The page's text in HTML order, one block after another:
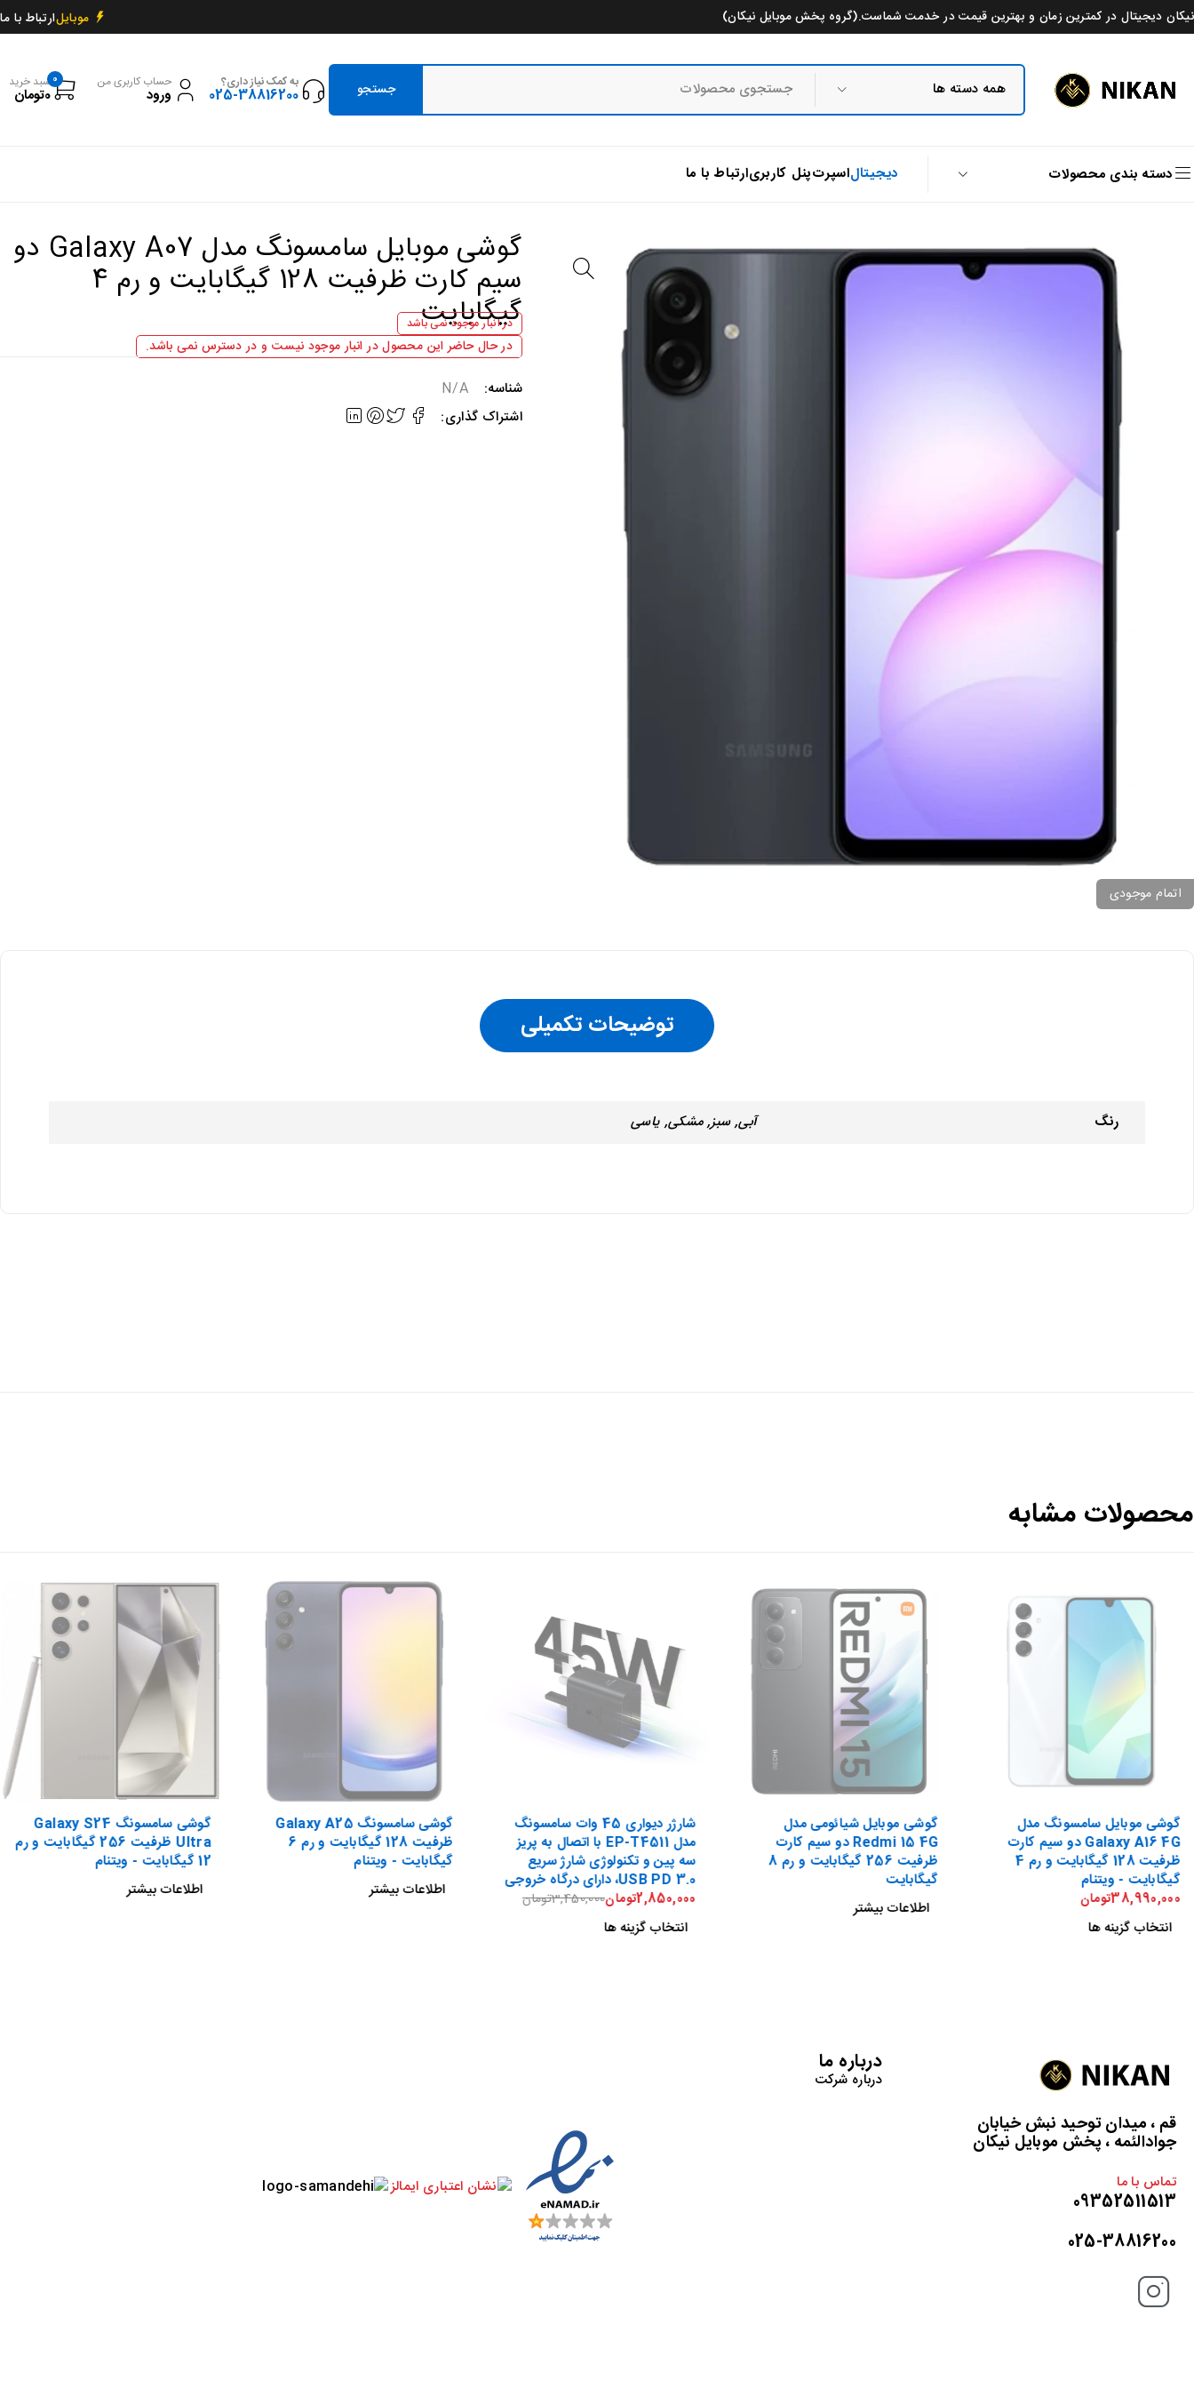
نیکان دیجیتال در کمترین زمان و بهترین قیمت در خدمت شماست.(گروه پخش موبایل نیکان) موبایلارتباط با ما
به کمک نیاز داری؟
025-38816200
حساب کاربری من
ورود
0سبد خرید
0تومان
دسته بندی محصولات دیجیتالاسپرتپنل کاربریارتباط با ما
اتمام موجودی
گوشی موبایل سامسونگ مدل Galaxy A07 دو
سیم کارت ظرفیت 128 گیگابایت و رم 4
گیگابایت
در انبار موجود نمی باشد
در حال حاضر این محصول در انبار موجود نیست و در دسترس نمی باشد.
شناسه:
N/A
اشتراک گذاری:
توضیحات تکمیلی
رنگ آبی, سبز, مشکی, یاسی
محصولات مشابه
گوشی موبایل سامسونگ مدل
Galaxy A16 4G دو سیم کارت
ظرفیت 128 گیگابایت و رم 4
گیگابایت - ویتنام
38,990,000تومان
انتخاب گزینه ها
گوشی موبایل شیائومی مدل
Redmi 15 4G دو سیم کارت
ظرفیت 256 گیگابایت و رم 8
گیگابایت
اطلاعات بیشتر
شارژر دیواری 45 وات سامسونگ
مدل EP-T4511 با اتصال به پریز
سه پین و تکنولوژی شارژ سریع
USB PD 3.0، دارای درگاه خروجی
USB Type-C، 3,450,000تومان 2,850,000تومان
انتخاب گزینه ها
گوشی سامسونگ Galaxy A25
ظرفیت 128 گیگابایت و رم 6
گیگابایت - ویتنام
اطلاعات بیشتر
گوشی سامسونگ Galaxy S24
Ultra ظرفیت 256 گیگابایت و رم
12 گیگابایت - ویتنام
اطلاعات بیشتر
قم ، میدان توحید نبش خیابان
جوادالئمه ، پخش موبایل نیکان
تماس با ما
09352511513
025-38816200
درباره ما
درباره شرکت